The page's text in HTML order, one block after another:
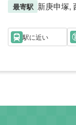
最寄駅 新庚申塚,
駅に近い